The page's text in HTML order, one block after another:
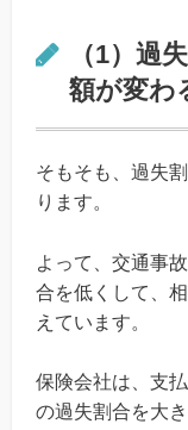
（1）過
額が変わ
そもそも、過失
ります。
よって、交通事
合を低くして、
えています。
保険会社は、支
の過失割合を大